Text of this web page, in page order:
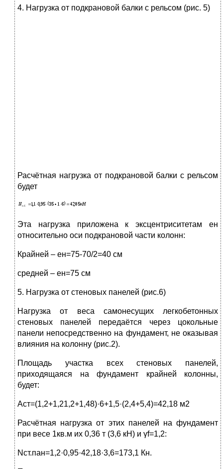
4. Нагрузка от подкрановой балки с рельсом (рис. 5)
Расчётная нагрузка от подкрановой балки с рельсом
будет
Эта нагрузка приложена к эксцентриситетам ен
относительно оси подкрановой части колонн:
Крайней – ен=75-70/2=40 см
средней – ен=75 см
5. Нагрузка от стеновых панелей (рис.6)
Нагрузка от веса самонесущих легкобетонных
стеновых панелей передаётся через цокольные
панели непосредственно на фундамент, не оказывая
влияния на колонну (рис.2).
Площадь участка всех стеновых панелей,
приходящаяся на фундамент крайней колонны,
будет:
Аст=(1,2+1,21,2+1,48)·6+1,5·(2,4+5,4)=42,18 м2
Расчётная нагрузка от этих панелей на фундамент
при весе 1кв.м их 0,36 т (3,6 кН) и γf=1,2:
Nст.пан=1,2·0,95·42,18·3,6=173,1 Кн.